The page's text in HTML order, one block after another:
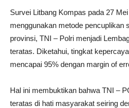
Survei Litbang Kompas pada 27
menggunakan metode pencuplikan
provinsi, TNI – Polri menjadi
teratas. Diketahui, tingkat
mencapai 95% dengan margin of
Hal ini membuktikan bahwa TNI –
teratas di hati masyarakat seiring